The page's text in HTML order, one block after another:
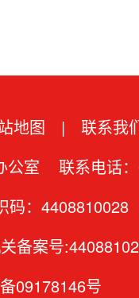
地图 |
联系我
公室 联系电话
码：4408810028
备案号
09178146号